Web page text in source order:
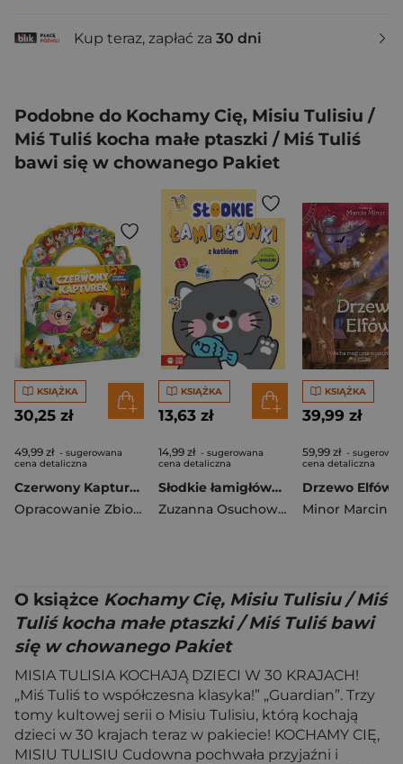
Kup teraz, zapłać za 30 dni
Podobne do Kochamy Cię, Misiu Tulisiu /
Miś Tuliś kocha małe ptaszki / Miś Tuliś
bawi się w chowanego Pakiet
KSIĄŻKA
30,25 zł
49,99 zł - sugerowana
cena detaliczna
Czerwony Kapturek
Opracowanie Zbiorowe
KSIĄŻKA
13,63 zł
14,99 zł - sugerowana
cena detaliczna
Słodkie łamigłówki z kotkiem. Słodkie łamigłówki
Zuzanna Osuchowska
KSIĄŻKA
39,99 zł
59,99 zł -
cena detaliczna
Minor Marcin
O książce Kochamy Cię, Misiu Tulisiu / Miś
Tuliś kocha małe ptaszki / Miś Tuliś bawi
się w chowanego Pakiet
MISIA TULISIA KOCHAJĄ DZIECI W 30 KRAJACH!
„Miś Tuliś to współczesna klasyka!” „Guardian”. Trzy
tomy kultowej serii o Misiu Tulisiu, którą kochają
dzieci w 30 krajach teraz w pakiecie! KOCHAMY CIĘ,
MISIU TULISIU Cudowna pochwała przyjaźni i